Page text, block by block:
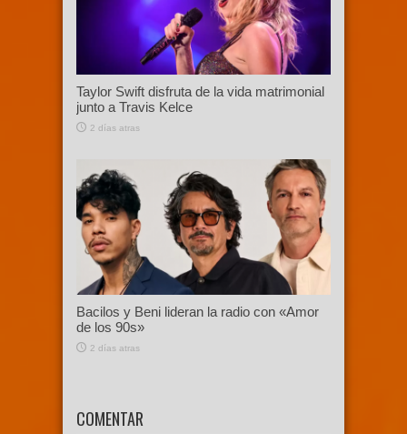
Taylor Swift disfruta de la vida matrimonial
junto a Travis Kelce
2 días atras
Bacilos y Beni lideran la radio con «Amor
de los 90s»
2 días atras
COMENTAR